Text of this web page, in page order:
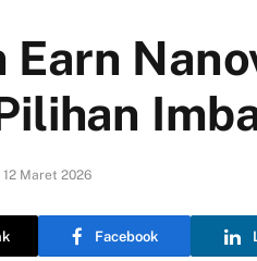
Earn
12 Maret 2026
Facebook